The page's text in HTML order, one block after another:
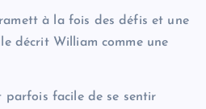
à la fois des défis et une
décrit William comme une
parfois facile de se sentir